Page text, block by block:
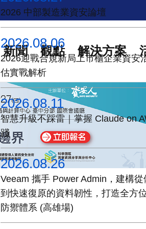
新聞 觀點 解決方案
2026 中部製造業資安論壇
2026.08.06
2026迎戰合規新局上市櫃企業資安
估實戰解析
2026.08.11
智慧升級不踩雷｜掌握 Claude on
踐
2026.08.26
Veeam 攜手 Power Admin，建構從
到快速復原的資料韌性，打造全方
防禦體系 (高雄場)